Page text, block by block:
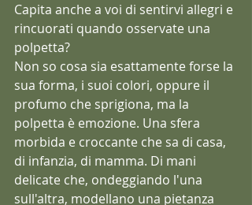
Capita anche a voi di sentirvi allegri e
rincuorati quando osservate una
polpetta?
Non so cosa sia esattamente forse la
sua forma, i suoi colori, oppure il
profumo che sprigiona, ma la
polpetta è emozione. Una sfera
morbida e croccante che sa di casa,
di infanzia, di mamma. Di mani
delicate che, ondeggiando l'una
sull'altra, modellano una pietanza